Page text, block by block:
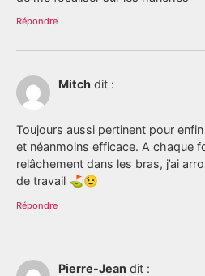
Répondre
Mitch dit :
Toujours aussi pertinent pour
et néanmoins efficace. A chaque
relâchement dans les bras, j’ai
de travail ⛳️😉
Répondre
Pierre-Jean dit :